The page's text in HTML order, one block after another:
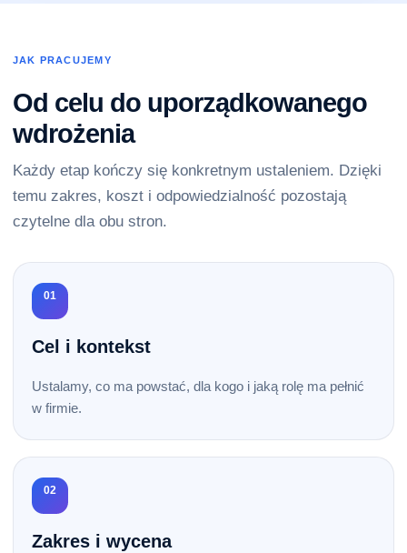
JAK PRACUJEMY
Od celu do uporządkowanego
wdrożenia
Każdy etap kończy się konkretnym ustaleniem. Dzięki
temu zakres, koszt i odpowiedzialność pozostają
czytelne dla obu stron.
01
Cel i kontekst
Ustalamy, co ma powstać, dla kogo i jaką rolę ma pełnić
w firmie.
02
Zakres i wycena